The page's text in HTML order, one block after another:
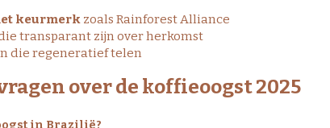
keurmerk zoals Rainforest Alliance
transparant zijn over herkomst
die regeneratief telen
over de koffieoogst 2025